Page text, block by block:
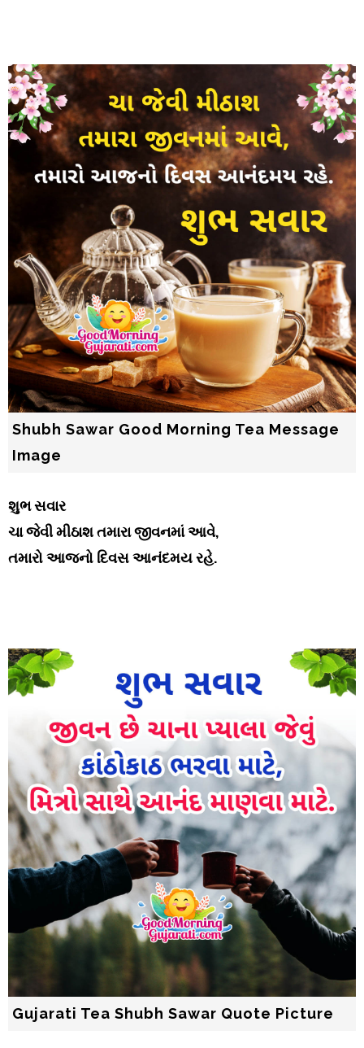
Shubh Sawar Good Morning Tea Message
Image
શુભ સવાર
ચા જેવી મીઠાશ તમારા જીવનમાં આવે,
તમારો આજનો દિવસ આનંદમય રહે.
Gujarati Tea Shubh Sawar Quote Picture